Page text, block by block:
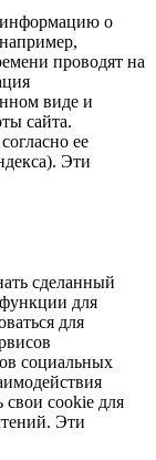
информацию о
проводят на
виде и
сайта.
ее
Эти
сделанный
для
для
социальных
свои cookie для
Эти